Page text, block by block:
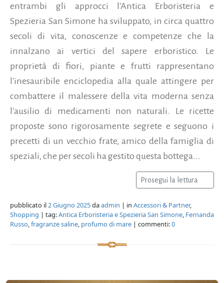
entrambi gli approcci l'Antica Erboristeria e
Spezieria San Simone ha sviluppato, in circa quattro
secoli di vita, conoscenze e competenze che la
innalzano ai vertici del sapere erboristico. Le
proprietà di fiori, piante e frutti rappresentano
l'inesauribile enciclopedia alla quale attingere per
combattere il malessere della vita moderna senza
l'ausilio di medicamenti non naturali. Le ricette
proposte sono rigorosamente segrete e seguono i
precetti di un vecchio frate, amico della famiglia di
speziali, che per secoli ha gestito questa bottega...
Prosegui la lettura
pubblicato il2 Giugno 2025daadmin | in Accessori & Partner,
Shopping | tag:Antica Erboristeria e Spezieria San Simone, Fernanda
Russo,fragranze saline, profumo di mare | commenti:0